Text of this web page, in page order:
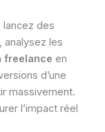
lancez des
analysez les
freelance en
d’une
massivement.
l’impact réel